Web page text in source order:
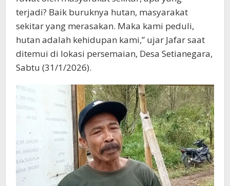
terjadi? Baik buruknya hutan, masyarakat
sekitar yang merasakan. Maka kami peduli,
hutan adalah kehidupan kami,” ujar Jafar saat
ditemui di lokasi persemaian, Desa Setianegara,
Sabtu (31/1/2026).‎‎